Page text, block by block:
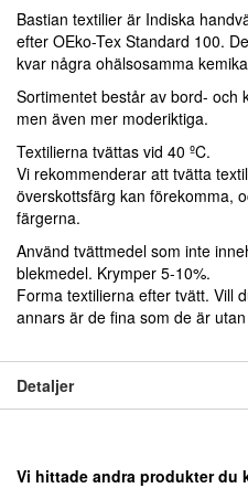
Bastian textilier är Indiska
efter OEko-Tex Standard 100.
kvar några ohälsosamma
Sortimentet består av bord- och
men även mer moderiktiga.
Textilierna tvättas vid 40 ºC.
Vi rekommenderar att tvätta
överskottsfärg kan förekomma,
färgerna.
Använd tvättmedel som inte
blekmedel. Krymper 5-10%.
Forma textilierna efter tvätt. Vill
annars är de fina som de är
Detaljer
Vi hittade andra produkter du